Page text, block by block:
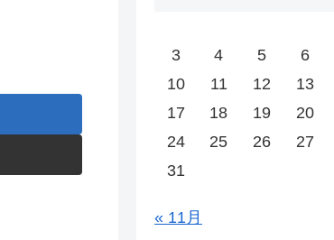
3
4 5 6
10
11 12 13
17
18 19 20
24
25 26 27
31
« 11月